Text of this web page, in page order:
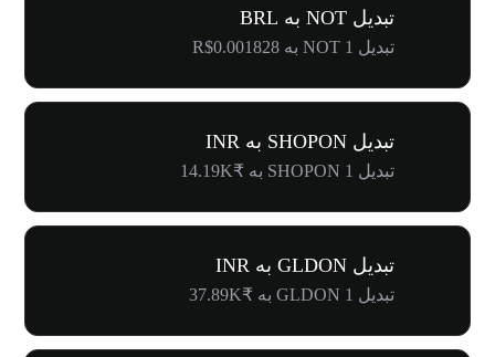
تبدیل NOT به BRL
تبدیل 1 NOT به R$0.001828
تبدیل SHOPON به INR
تبدیل 1 SHOPON به ₹14.19K
تبدیل GLDON به INR
تبدیل 1 GLDON به ₹37.89K